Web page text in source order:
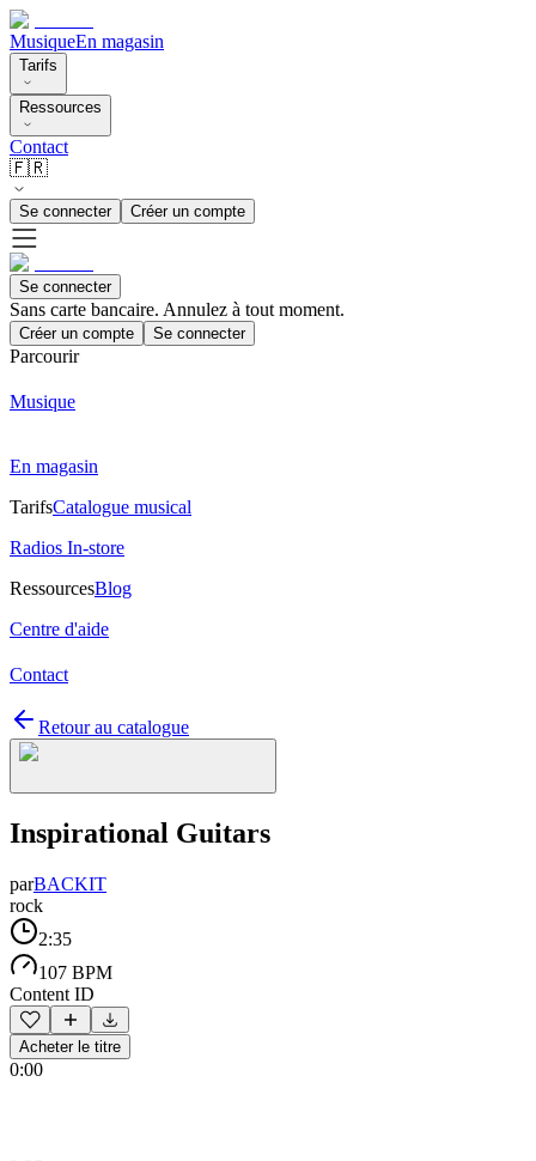
MusiqueEn magasin
Tarifs
Ressources
Contact
🇫🇷
Se connecter Créer un compte
Se connecter
Sans carte bancaire. Annulez à tout moment.
Créer un compte Se connecter
Parcourir
Musique
En magasin
TarifsCatalogue musical
Radios In-store
RessourcesBlog
Centre d'aide
Contact
Retour au catalogue
Inspirational Guitars
parBACKIT
rock
2:35
107 BPM
Content ID
Acheter le titre
0:00